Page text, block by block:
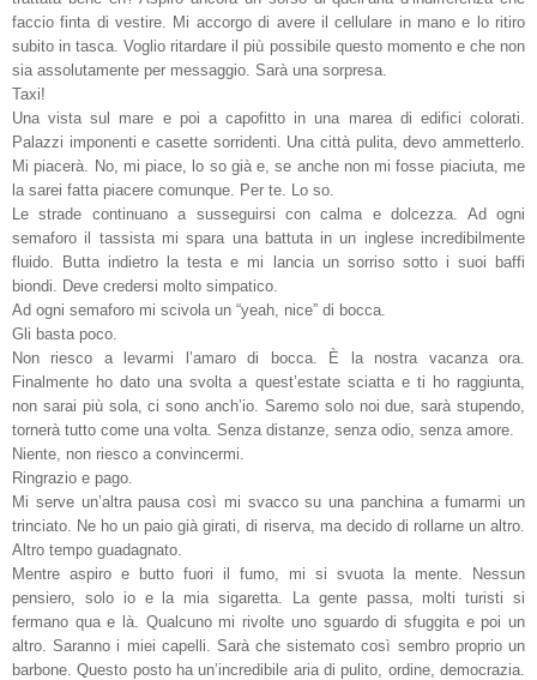
faccio finta di vestire. Mi accorgo di avere il cellulare in mano e lo ritiro
subito in tasca. Voglio ritardare il più possibile questo momento e che non
sia assolutamente per messaggio. Sarà una sorpresa.
Taxi!
Una vista sul mare e poi a capofitto in una marea di edifici colorati.
Palazzi imponenti e casette sorridenti. Una città pulita, devo ammetterlo.
Mi piacerà. No, mi piace, lo so già e, se anche non mi fosse piaciuta, me
la sarei fatta piacere comunque. Per te. Lo so.
Le strade continuano a susseguirsi con calma e dolcezza. Ad ogni
semaforo il tassista mi spara una battuta in un inglese incredibilmente
fluido. Butta indietro la testa e mi lancia un sorriso sotto i suoi baffi
biondi. Deve credersi molto simpatico.
Ad ogni semaforo mi scivola un “yeah, nice” di bocca.
Gli basta poco.
Non riesco a levarmi l’amaro di bocca. È la nostra vacanza ora.
Finalmente ho dato una svolta a quest’estate sciatta e ti ho raggiunta,
non sarai più sola, ci sono anch’io. Saremo solo noi due, sarà stupendo,
tornerà tutto come una volta. Senza distanze, senza odio, senza amore.
Niente, non riesco a convincermi.
Ringrazio e pago.
Mi serve un’altra pausa così mi svacco su una panchina a fumarmi un
trinciato. Ne ho un paio già girati, di riserva, ma decido di rollarne un altro.
Altro tempo guadagnato.
Mentre aspiro e butto fuori il fumo, mi si svuota la mente. Nessun
pensiero, solo io e la mia sigaretta. La gente passa, molti turisti si
fermano qua e là. Qualcuno mi rivolte uno sguardo di sfuggita e poi un
altro. Saranno i miei capelli. Sarà che sistemato così sembro proprio un
barbone. Questo posto ha un’incredibile aria di pulito, ordine, democrazia.